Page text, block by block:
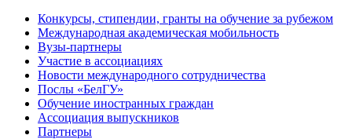
Конкурсы, стипендии, гранты на обучение за рубежом
Международная академическая мобильность
Вузы-партнеры
Участие в ассоциациях
Новости международного сотрудничества
Послы «БелГУ»
Обучение иностранных граждан
Ассоциация выпускников
Партнеры